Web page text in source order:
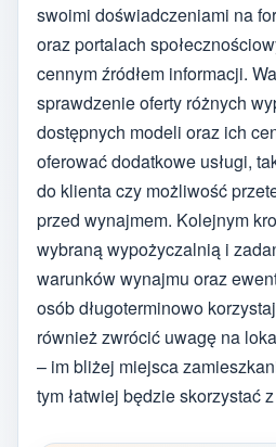
swoimi doświadczeniami na
oraz portalach
cennym źródłem informacji.
sprawdzenie oferty różnych
dostępnych modeli oraz ich
oferować dodatkowe usługi,
do klienta czy możliwość
przed wynajmem. Kolejnym
wybraną wypożyczalnią i
warunków wynajmu oraz
osób długoterminowo
również zwrócić uwagę na
– im bliżej miejsca
tym łatwiej będzie skorzystać